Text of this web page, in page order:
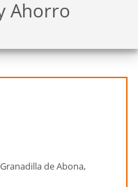
Ahorro
de Abona,